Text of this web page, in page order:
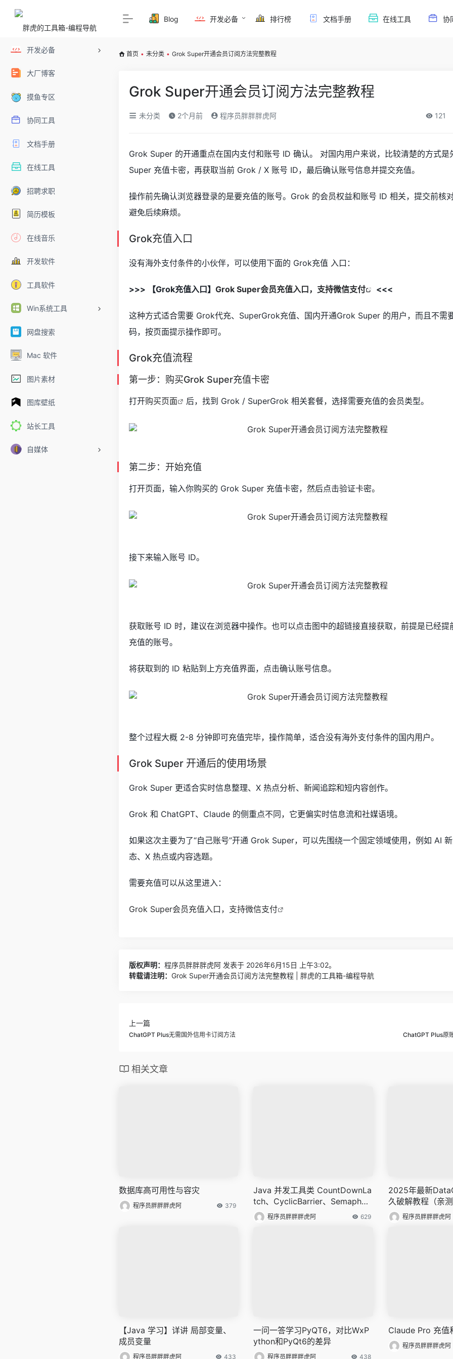
开发必备
大厂博客
摸鱼专区
协同工具
文档手册
在线工具
招聘求职
简历模板
在线音乐
开发软件
工具软件
Win系统工具
网盘搜索
Mac 软件
图片素材
图库壁纸
站长工具
自媒体
Blog 开发必备 排行榜 文档手册 在线工具 协
首页 • 未分类 • Grok Super开通会员订阅方法完整教程
Grok Super开通会员订阅方法完整教程
未分类 2个月前 程序员胖胖胖虎阿 121
Grok Super 的开通重点在国内支付和账号 ID 确认。 对国内用户来说，比较清楚的方式
Super 充值卡密，再获取当前 Grok / X 账号 ID，最后确认账号信息并提交充值。
操作前先确认浏览器登录的是要充值的账号。Grok 的会员权益和账号 ID 相关，提交前核
避免后续麻烦。
Grok充值入口
没有海外支付条件的小伙伴，可以使用下面的 Grok充值 入口：
>>> 【Grok充值入口】 Grok Super会员充值入口，支持微信支付 <<<
这种方式适合需要 Grok代充、SuperGrok充值、国内开通Grok Super 的用户，而且不需
码，按页面提示操作即可。
Grok充值流程
第一步：购买Grok Super充值卡密
打开购买页面 后，找到 Grok / SuperGrok 相关套餐，选择需要充值的会员类型。
第二步：开始充值
打开页面，输入你购买的 Grok Super 充值卡密，然后点击验证卡密。
接下来输入账号 ID。
获取账号 ID 时，建议在浏览器中操作。也可以点击图中的超链接直接获取，前提是已经提
充值的账号。
将获取到的 ID 粘贴到上方充值界面，点击确认账号信息。
整个过程大概 2-8 分钟即可充值完毕，操作简单，适合没有海外支付条件的国内用户。
Grok Super 开通后的使用场景
Grok Super 更适合实时信息整理、X 热点分析、新闻追踪和短内容创作。
Grok 和 ChatGPT、Claude 的侧重点不同，它更偏实时信息流和社媒语境。
如果这次主要为了“自己账号”开通 Grok Super，可以先围绕一个固定领域使用，例如 AI
态、X 热点或内容选题。
需要充值可以从这里进入：
Grok Super会员充值入口，支持微信支付
版权声明： 程序员胖胖胖虎阿 发表于 2026年6月15日 上午3:02。
转载请注明： Grok Super开通会员订阅方法完整教程 | 胖虎的工具箱-编程导航
上一篇
ChatGPT Plus无需国外信用卡订阅方法 ChatGPT Plus原
相关文章
数据库高可用性与容灾
程序员胖胖胖虎阿 379
Java 并发工具类 CountDownLa
tch、CyclicBarrier、Semaphor
e、Exchanger
程序员胖胖胖虎阿 629
2025年最新
久破解教程（亲测
程序员胖胖胖虎阿
【Java 学习】详讲 局部变量、
成员变量
程序员胖胖胖虎阿 433
一问一答学习PyQT6，对比WxP
ython和PyQt6的差异
程序员胖胖胖虎阿 438
Claude Pro 充值
程序员胖胖胖虎阿